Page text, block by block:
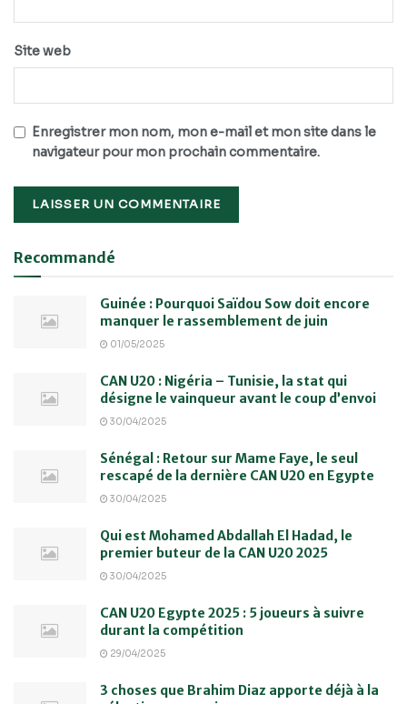
Site web
Enregistrer mon nom, mon e-mail et mon site dans le
navigateur pour mon prochain commentaire.
Recommandé
Guinée : Pourquoi Saïdou Sow doit encore
manquer le rassemblement de juin
01/05/2025
CAN U20 : Nigéria – Tunisie, la stat qui
désigne le vainqueur avant le coup d’envoi
30/04/2025
Sénégal : Retour sur Mame Faye, le seul
rescapé de la dernière CAN U20 en Egypte
30/04/2025
Qui est Mohamed Abdallah El Hadad, le
premier buteur de la CAN U20 2025
30/04/2025
CAN U20 Egypte 2025 : 5 joueurs à suivre
durant la compétition
29/04/2025
3 choses que Brahim Diaz apporte déjà à la